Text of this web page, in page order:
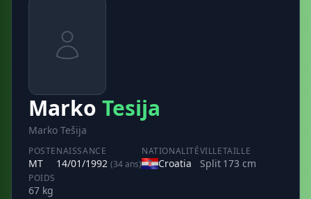
Marko Tesija
Marko Tešija
POSTE
MT
NAISSANCE
14/01/1992 (34 ans)
NATIONALITÉ
Croatia
VILLE
Split
TAILLE
173 cm
POIDS
67 kg